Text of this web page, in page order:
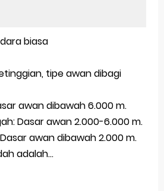
biasa
tipe awan dibagi
awan dibawah 6.000 m.
Dasar awan 2.000-6.000 m.
awan dibawah 2.000 m.
adalah...